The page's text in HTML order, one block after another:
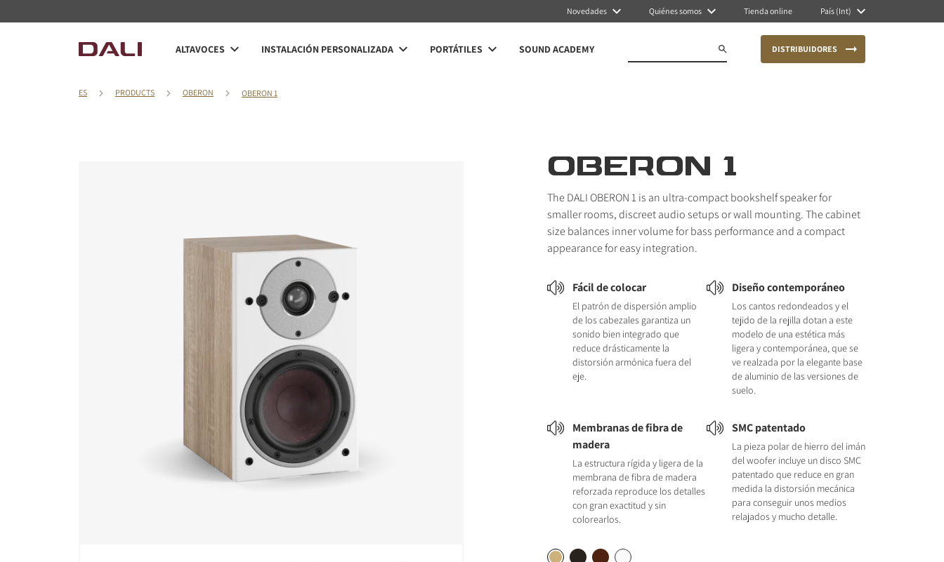
Novedades Quiénes somos Tienda online País (Int)
ALTAVOCES INSTALACIÓN PERSONALIZADA PORTÁTILES SOUND ACADEMY DISTRIBUIDORES
ES PRODUCTS OBERON OBERON 1
OBERON 1
The DALI OBERON 1 is an ultra-compact bookshelf speaker for
smaller rooms, discreet audio setups or wall mounting. The cabinet
size balances inner volume for bass performance and a compact
appearance for easy integration.
Fácil de colocar
El patrón de dispersión amplio
de los cabezales garantiza un
sonido bien integrado que
reduce drásticamente la
distorsión armónica fuera del
eje.
Diseño contemporáneo
Los cantos redondeados y el
tejido de la rejilla dotan a este
modelo de una estética más
ligera y contemporánea, que se
ve realzada por la elegante base
de aluminio de las versiones de
suelo.
Membranas de fibra de
madera
La estructura rígida y ligera de la
membrana de fibra de madera
reforzada reproduce los detalles
con gran exactitud y sin
colorearlos.
SMC patentado
La pieza polar de hierro del imán
del woofer incluye un disco SMC
patentado que reduce en gran
medida la distorsión mecánica
para conseguir unos medios
relajados y mucho detalle.